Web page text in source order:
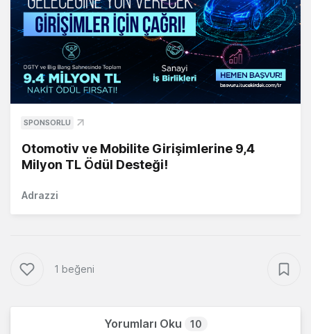
SPONSORLU
Otomotiv ve Mobilite Girişimlerine 9,4
Milyon TL Ödül Desteği!
Adrazzi
1 beğeni
Yorumları Oku 10